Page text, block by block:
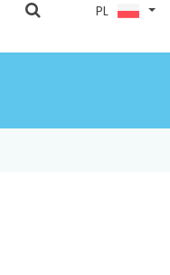
pokaż
PL